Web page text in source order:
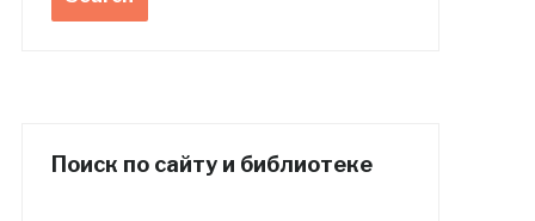
Поиск по сайту и библиотеке